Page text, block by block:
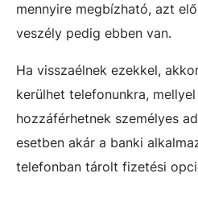
mennyire megbízható, azt
veszély pedig ebben van.
Ha visszaélnek ezekkel,
kerülhet telefonunkra,
hozzáférhetnek személyes
esetben akár a banki
telefonban tárolt fizetési